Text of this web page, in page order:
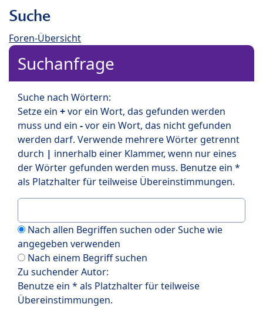
Suche
Foren-Übersicht
Suchanfrage
Suche nach Wörtern:
Setze ein +vor ein Wort, das gefunden werden
muss und ein -vor ein Wort, das nicht gefunden
werden darf. Verwende mehrere Wörter getrennt
durch | innerhalb einer Klammer, wenn nur eines
der Wörter gefunden werden muss. Benutze ein *
als Platzhalter für teilweise Übereinstimmungen.
Nach allen Begriffen suchen oder Suche wie
angegeben verwenden
Nach einem Begriff suchen
Zu suchender Autor:
Benutze ein * als Platzhalter für teilweise
Übereinstimmungen.